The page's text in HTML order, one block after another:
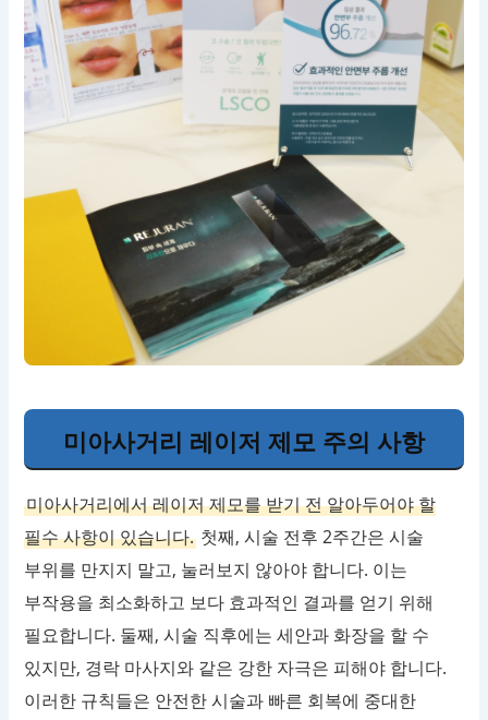
미아사거리 레이저 제모 주의 사항
미아사거리에서 레이저 제모를 받기 전 알아두어야 할
필수 사항이 있습니다. 첫째, 시술 전후 2주간은 시술
부위를 만지지 말고, 눌러보지 않아야 합니다. 이는
부작용을 최소화하고 보다 효과적인 결과를 얻기 위해
필요합니다. 둘째, 시술 직후에는 세안과 화장을 할 수
있지만, 경락 마사지와 같은 강한 자극은 피해야 합니다.
이러한 규칙들은 안전한 시술과 빠른 회복에 중대한